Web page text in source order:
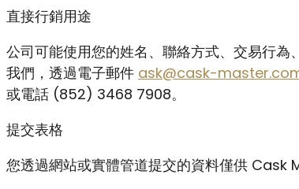
直接行銷用途
公司可能使用您的姓名、聯絡方式、交易行
我們，透過電子郵件 ask@cask-
或電話 (852) 3468 7908。
提交表格
您透過網站或實體管道提交的資料僅供 Cask